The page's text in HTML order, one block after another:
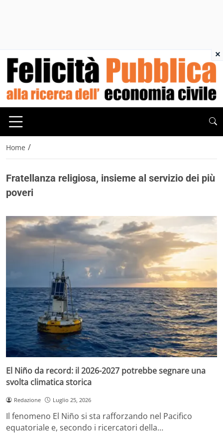
Home /
Fratellanza religiosa, insieme al servizio dei più
poveri
El Niño da record: il 2026-2027 potrebbe segnare una
svolta climatica storica
Redazione Luglio 25, 2026
Il fenomeno El Niño si sta rafforzando nel Pacifico
equatoriale e, secondo i ricercatori della…
×